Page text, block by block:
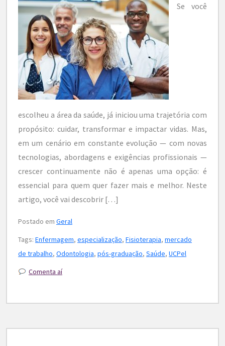
Se você
escolheu a área da saúde, já iniciou uma trajetória com
propósito: cuidar, transformar e impactar vidas. Mas,
em um cenário em constante evolução — com novas
tecnologias, abordagens e exigências profissionais —
crescer continuamente não é apenas uma opção: é
essencial para quem quer fazer mais e melhor. Neste
artigo, você vai descobrir […]
Postado em Geral
Tags: Enfermagem, especialização, Fisioterapia, mercado
de trabalho, Odontologia, pós-graduação, Saúde, UCPel
Comenta aí